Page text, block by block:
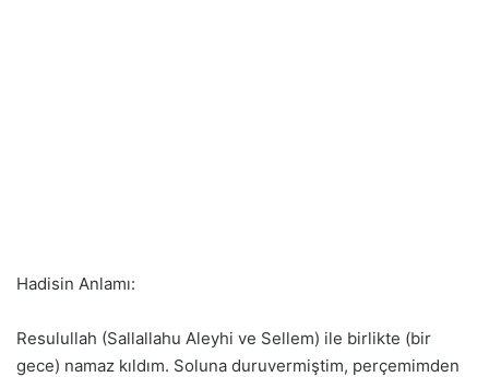
Hadisin Anlamı:
Resulullah (Sallallahu Aleyhi ve Sellem) ile birlikte (bir
gece) namaz kıldım. Soluna duruvermiştim, perçemimden